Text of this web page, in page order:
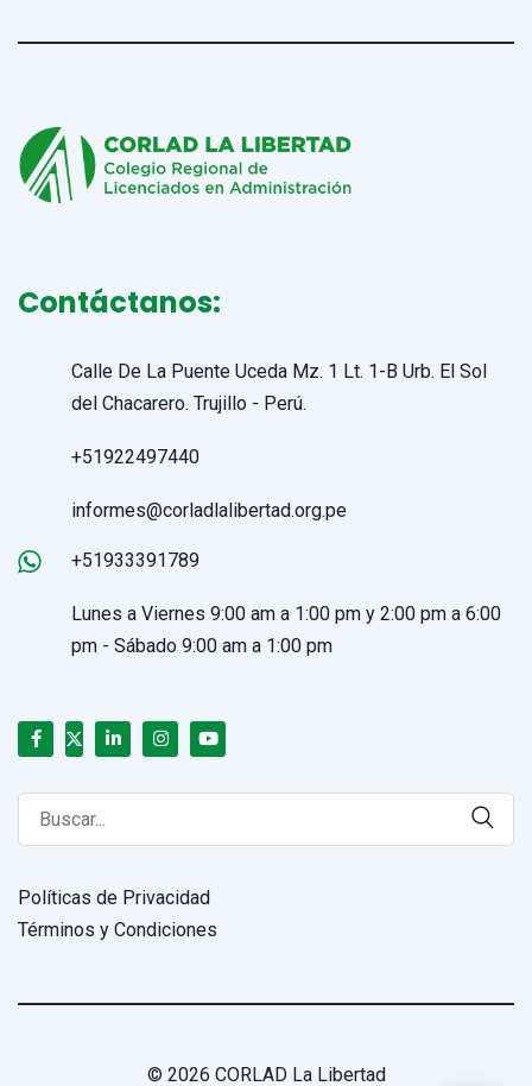
Contáctanos:
Calle De La Puente Uceda Mz. 1 Lt. 1-B Urb. El Sol
del Chacarero. Trujillo - Perú.
+51922497440
informes@corladlalibertad.org.pe
+51933391789
Lunes a Viernes 9:00 am a 1:00 pm y 2:00 pm a 6:00
pm - Sábado 9:00 am a 1:00 pm
Search
for:
Políticas de Privacidad
Términos y Condiciones
© 2026 CORLAD La Libertad